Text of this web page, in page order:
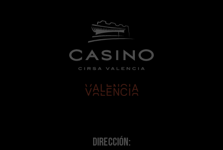
Dirección: